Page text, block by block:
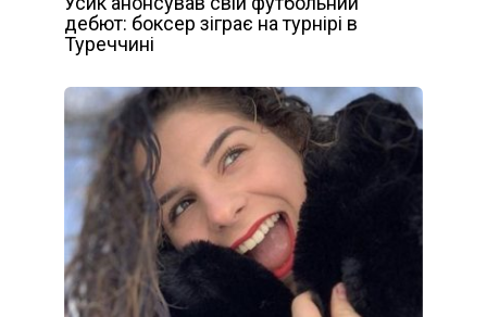
дебют: боксер зіграє на турнірі в
Туреччині